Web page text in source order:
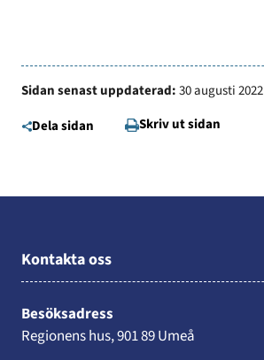
Sidan senast uppdaterad:30 augusti 2022
Dela sidan
Skriv ut sidan
Kontakta oss
Besöksadress
Regionens hus, 901 89 Umeå